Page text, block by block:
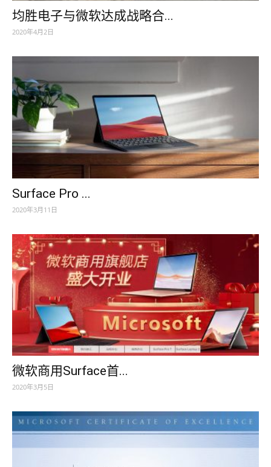
均胜电子与微软达成战略合...
2020年4月2日
Surface Pro ...
2020年3月11日
微软商用Surface首...
2020年3月5日